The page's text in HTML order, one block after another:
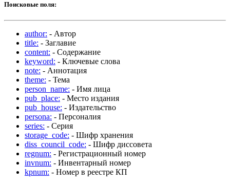
Поисковые поля:
author: - Автор
title: - Заглавие
content: - Содержание
keyword: - Ключевые слова
note: - Аннотация
theme: - Тема
person_name: - Имя лица
pub_place: - Место издания
pub_house: - Издательство
persona: - Персоналия
series: - Серия
storage_code: - Шифр хранения
diss_council_code: - Шифр диссовета
regnum: - Регистрационный номер
invnum: - Инвентарный номер
kpnum: - Номер в реестре КП